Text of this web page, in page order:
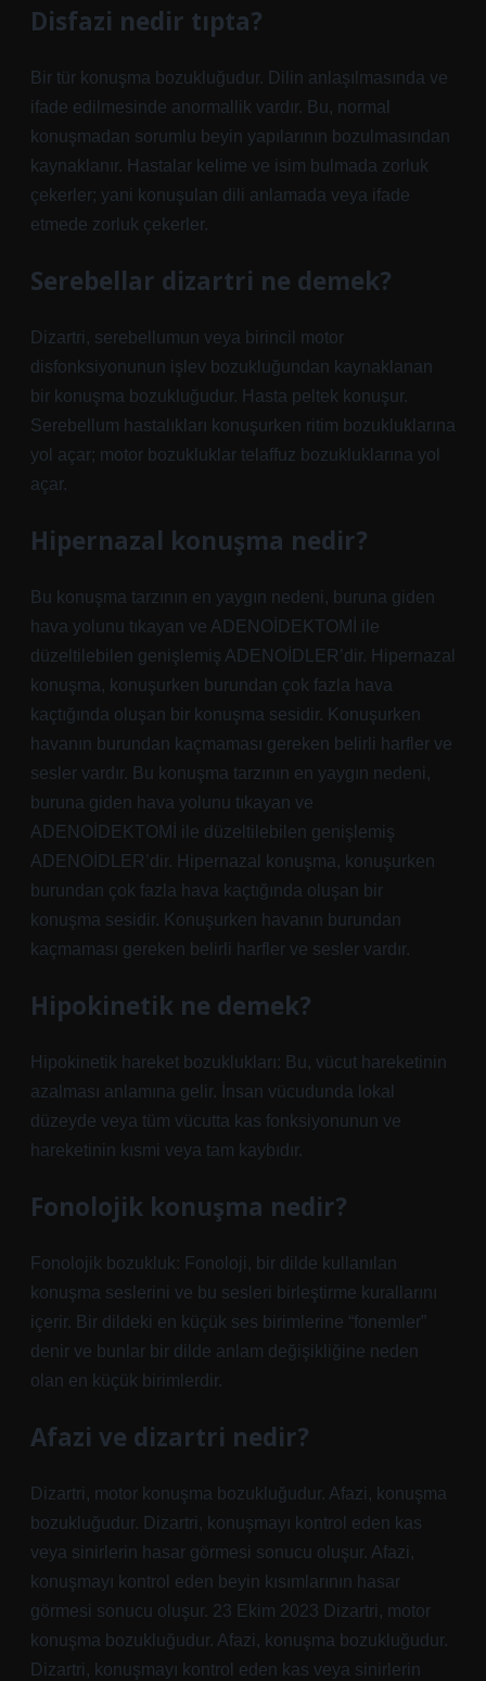
Disfazi nedir tıpta?
Bir tür konuşma bozukluğudur. Dilin anlaşılmasında ve
ifade edilmesinde anormallik vardır. Bu, normal
konuşmadan sorumlu beyin yapılarının bozulmasından
kaynaklanır. Hastalar kelime ve isim bulmada zorluk
çekerler; yani konuşulan dili anlamada veya ifade
etmede zorluk çekerler.
Serebellar dizartri ne demek?
Dizartri, serebellumun veya birincil motor
disfonksiyonunun işlev bozukluğundan kaynaklanan
bir konuşma bozukluğudur. Hasta peltek konuşur.
Serebellum hastalıkları konuşurken ritim bozukluklarına
yol açar; motor bozukluklar telaffuz bozukluklarına yol
açar.
Hipernazal konuşma nedir?
Bu konuşma tarzının en yaygın nedeni, buruna giden
hava yolunu tıkayan ve ADENOİDEKTOMİ ile
düzeltilebilen genişlemiş ADENOİDLER’dir. Hipernazal
konuşma, konuşurken burundan çok fazla hava
kaçtığında oluşan bir konuşma sesidir. Konuşurken
havanın burundan kaçmaması gereken belirli harfler ve
sesler vardır. Bu konuşma tarzının en yaygın nedeni,
buruna giden hava yolunu tıkayan ve
ADENOİDEKTOMİ ile düzeltilebilen genişlemiş
ADENOİDLER’dir. Hipernazal konuşma, konuşurken
burundan çok fazla hava kaçtığında oluşan bir
konuşma sesidir. Konuşurken havanın burundan
kaçmaması gereken belirli harfler ve sesler vardır.
Hipokinetik ne demek?
Hipokinetik hareket bozuklukları: Bu, vücut hareketinin
azalması anlamına gelir. İnsan vücudunda lokal
düzeyde veya tüm vücutta kas fonksiyonunun ve
hareketinin kısmi veya tam kaybıdır.
Fonolojik konuşma nedir?
Fonolojik bozukluk: Fonoloji, bir dilde kullanılan
konuşma seslerini ve bu sesleri birleştirme kurallarını
içerir. Bir dildeki en küçük ses birimlerine “fonemler”
denir ve bunlar bir dilde anlam değişikliğine neden
olan en küçük birimlerdir.
Afazi ve dizartri nedir?
Dizartri, motor konuşma bozukluğudur. Afazi, konuşma
bozukluğudur. Dizartri, konuşmayı kontrol eden kas
veya sinirlerin hasar görmesi sonucu oluşur. Afazi,
konuşmayı kontrol eden beyin kısımlarının hasar
görmesi sonucu oluşur. 23 Ekim 2023 Dizartri, motor
konuşma bozukluğudur. Afazi, konuşma bozukluğudur.
Dizartri, konuşmayı kontrol eden kas veya sinirlerin